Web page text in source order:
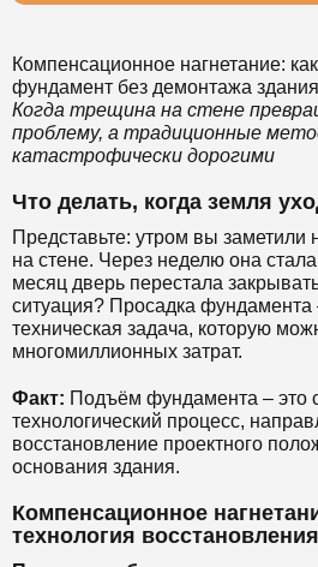
Компенсационное нагнетание:
фундамент без демонтажа здания
Когда трещина на стене
проблему, а традиционные
катастрофически дорогими
Что делать, когда земля
Представьте: утром вы
на стене. Через неделю она
месяц дверь перестала
ситуация? Просадка
техническая задача, которую
многомиллионных затрат.
Факт: Подъём фундамента – это
технологический процесс,
восстановление проектного
основания здания.
Компенсационное
технология восстановления